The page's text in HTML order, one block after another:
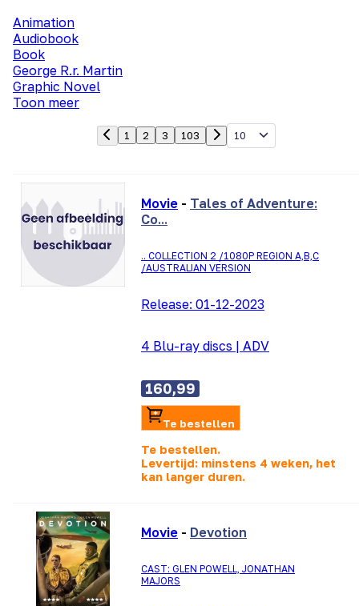
Animation
Audiobook
Book
George R.r. Martin
Graphic Novel
Toon meer
1 2 3 103 10
Movie - Tales of Adventure:
Co...
.. COLLECTION 2 /1080P REGION A,B,C
/AUSTRALIAN VERSION
Release: 01-12-2023
4 Blu-ray discs | ADV
160,99
Te bestellen
Te bestellen.
Levertijd: minstens 4 weken, het
kan langer duren.
Movie - Devotion
CAST: GLEN POWELL, JONATHAN
MAJORS